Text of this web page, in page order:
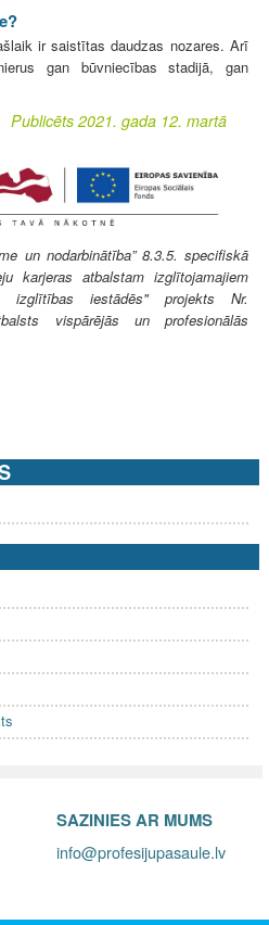
ir saistītas daudzas nozares. Arī
gan būvniecības stadijā, gan
Publicēts 2021. gada 12. martā
un nodarbinātība” 8.3.5. specifiskā
karjeras atbalstam izglītojamajiem
izglītības iestādēs" projekts Nr.
vispārējās un profesionālās
SAZINIES AR MUMS
info@profesijupasaule.lv